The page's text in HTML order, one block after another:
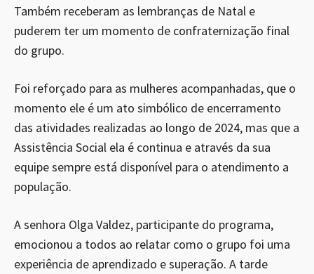
Também receberam as lembranças de Natal e
puderem ter um momento de confraternização final
do grupo.
Foi reforçado para as mulheres acompanhadas, que o
momento ele é um ato simbólico de encerramento
das atividades realizadas ao longo de 2024, mas que a
Assistência Social ela é continua e através da sua
equipe sempre está disponível para o atendimento a
população.
A senhora Olga Valdez, participante do programa,
emocionou a todos ao relatar como o grupo foi uma
experiência de aprendizado e superação. A tarde